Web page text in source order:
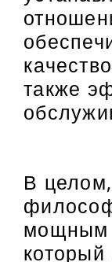
также
В
мощным
который